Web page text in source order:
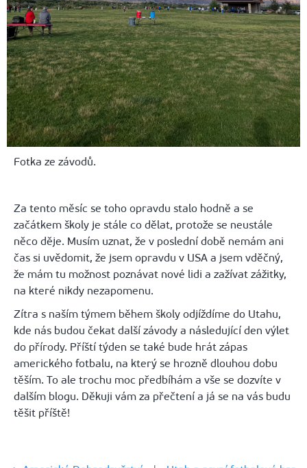
Fotka ze závodů.
Za tento měsíc se toho opravdu stalo hodně a se
začátkem školy je stále co dělat, protože se neustále
něco děje. Musím uznat, že v poslední době nemám ani
čas si uvědomit, že jsem opravdu v USA a jsem vděčný,
že mám tu možnost poznávat nové lidi a zažívat zážitky,
na které nikdy nezapomenu.
Zítra s naším týmem během školy odjíždíme do Utahu,
kde nás budou čekat další závody a následující den výlet
do přírody. Příští týden se také bude hrát zápas
amerického fotbalu, na který se hrozně dlouhou dobu
těším. To ale trochu moc předbíhám a vše se dozvíte v
dalším blogu. Děkuji vám za přečtení a já se na vás budu
těšit příště!